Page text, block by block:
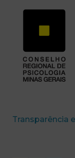
Transparência